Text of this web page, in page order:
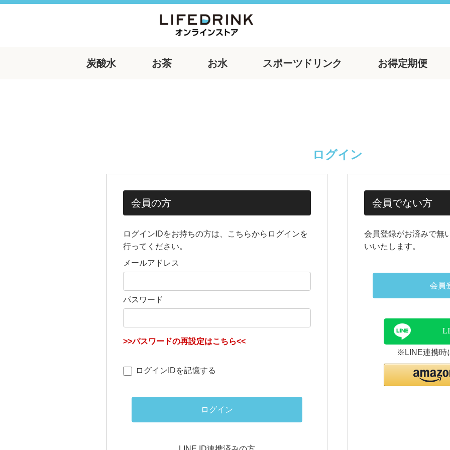
炭酸水 お茶 お水 スポーツ ドリンク お得定期便
ログイン
会員の方
ログインIDをお持ちの方は、こちらからログインを
行ってください。
メールアドレス
パスワード
>>パスワードの再設定はこちら<<
ログインIDを記憶する
ログイン
会員でない方
会員登録がお済みで無
いいたします。
会員
※LINE連携時